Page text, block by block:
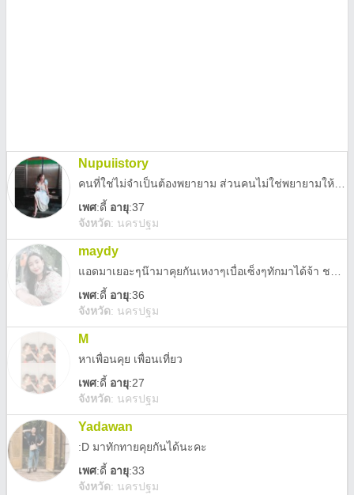
Nupuiistory
เพศ:ดี้ อายุ:37
จังหวัด: นครปฐม
maydy
เพศ:ดี้ อายุ:36
จังหวัด: นครปฐม
M
หาเพื่อนคุย เพื่อนเที่ยว
เพศ:ดี้ อายุ:27
จังหวัด: นครปฐม
Yadawan
:D มาทักทายคุยกันได้นะคะ
เพศ:ดี้ อายุ:33
จังหวัด: นครปฐม